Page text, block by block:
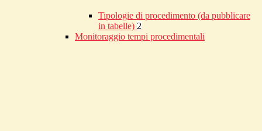
Tipologie di procedimento (da pubblicare
in tabelle) 2
Monitoraggio tempi procedimentali